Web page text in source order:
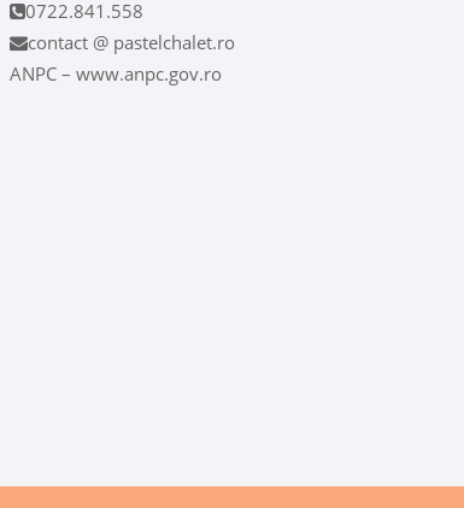
0722.841.558
contact @ pastelchalet.ro
ANPC – www.anpc.gov.ro